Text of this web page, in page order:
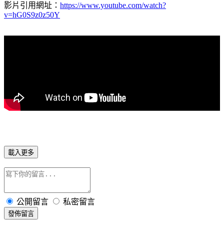
影片引用網址： https://www.youtube.com/watch?
v=hG0S9z0z50Y
載入更多
公開留言 私密留言
發佈留言